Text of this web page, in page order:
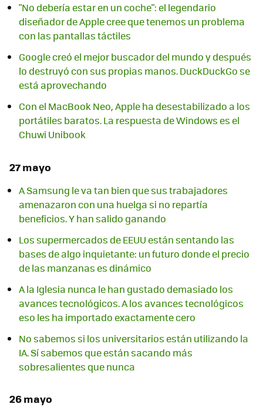
"No debería estar en un coche": el legendario
diseñador de Apple cree que tenemos un problema
con las pantallas táctiles
Google creó el mejor buscador del mundo y después
lo destruyó con sus propias manos. DuckDuckGo se
está aprovechando
Con el MacBook Neo, Apple ha desestabilizado a los
portátiles baratos. La respuesta de Windows es el
Chuwi Unibook
27 mayo
A Samsung le va tan bien que sus trabajadores
amenazaron con una huelga si no repartía
beneficios. Y han salido ganando
Los supermercados de EEUU están sentando las
bases de algo inquietante: un futuro donde el precio
de las manzanas es dinámico
A la Iglesia nunca le han gustado demasiado los
avances tecnológicos. A los avances tecnológicos
eso les ha importado exactamente cero
No sabemos si los universitarios están utilizando la
IA. Sí sabemos que están sacando más
sobresalientes que nunca
26 mayo